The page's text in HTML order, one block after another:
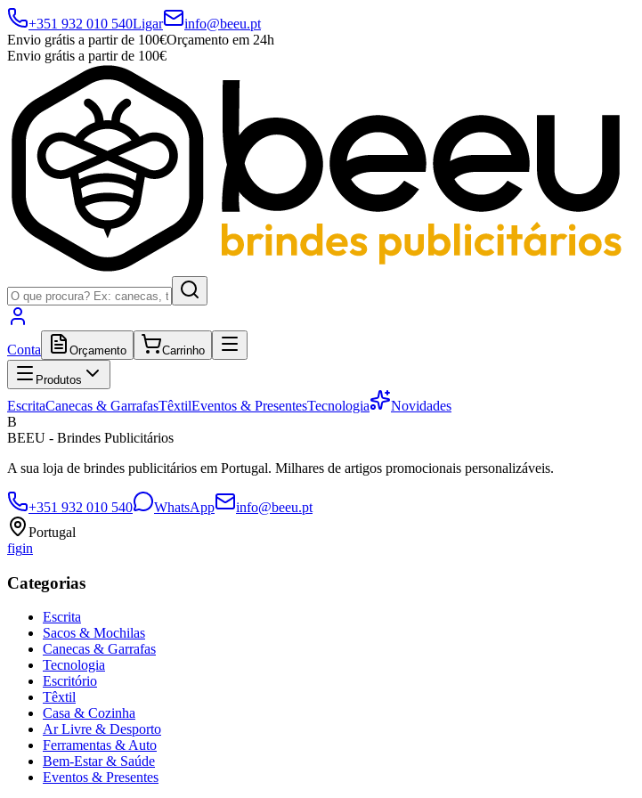
+351 932 010 540Ligar
info@beeu.pt
Envio grátis a partir de 100€Orçamento em 24h
Envio grátis a partir de 100€
Conta Orçamento Carrinho
Produtos
EscritaCanecas & GarrafasTêxtilEventos & PresentesTecnologia
Novidades
B
BEEU - Brindes Publicitários
A sua loja de brindes publicitários em Portugal. Milhares de artigos promocionais personalizáveis.
+351 932 010 540 WhatsApp
info@beeu.pt
Portugal
figin
Categorias
Escrita
Sacos & Mochilas
Canecas & Garrafas
Tecnologia
Escritório
Têxtil
Casa & Cozinha
Ar Livre & Desporto
Ferramentas & Auto
Bem-Estar & Saúde
Eventos & Presentes